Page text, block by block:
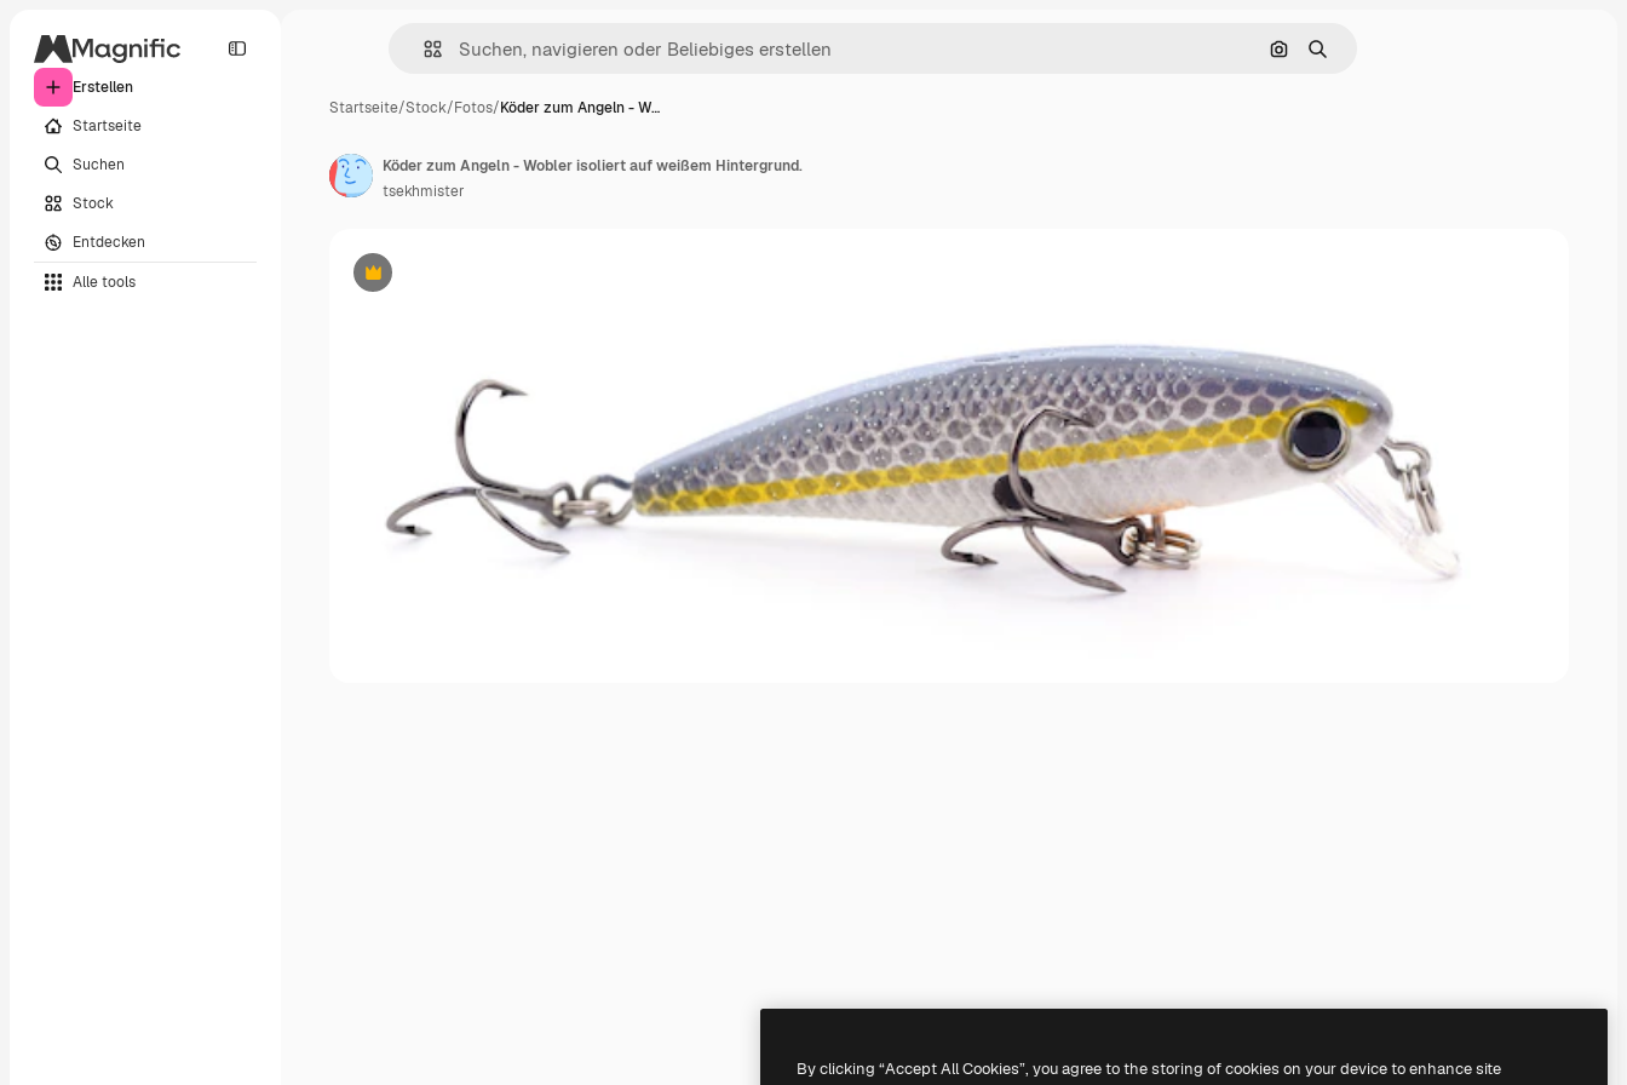
Erstellen
Startseite
Suchen
Stock
Entdecken
Alle tools
Nach Bild suchen
Suchen
Startseite/Stock/Fotos/Köder zum Angeln - W…
Premium
Köder zum Angeln - Wobler isoliert auf weißem Hintergrund.
tsekhmister
By clicking “Accept All Cookies”, you agree to the storing of cookies on your device to enhance site